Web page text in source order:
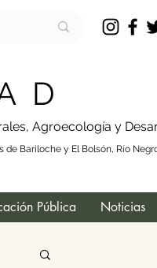
D
Agroecología y
Bariloche y El Bolsón, Río
Pública Noticias